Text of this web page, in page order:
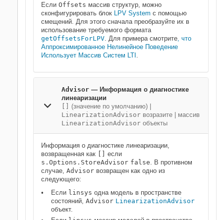
Если Offsets массив структур, можно
сконфигурировать блок LPV System с помощью
смещений. Для этого сначала преобразуйте их в
использование требуемого формата
getOffsetsForLPV . Для примера смотрите , что
Аппроксимированное Нелинейное Поведение
Использует Массив Систем LTI
Advisor — Информация о диагностике
линеаризации
[] (значение по умолчанию) |
LinearizationAdvisor возразите | массив
LinearizationAdvisor объекты
Информация о диагностике линеаризации,
возвращенная как [] если
s.Options.StoreAdvisor false . В противном
случае, Advisor возвращен как одно из
следующего:
Если linsys одна модель в пространстве
состояний, Advisor LinearizationAdvisor
объект.